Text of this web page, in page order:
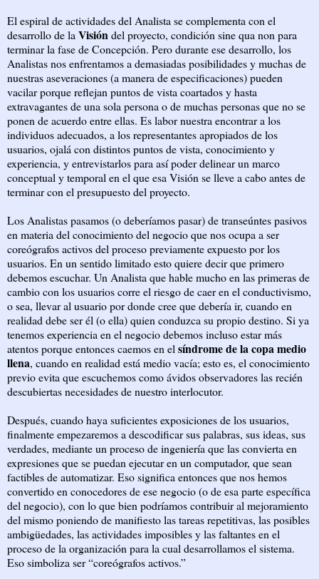
El espiral de actividades del Analista se complementa con el
desarrollo de la Visióndel proyecto, condición sine qua non para
terminar la fase de Concepción. Pero durante ese desarrollo, los
Analistas nos enfrentamos a demasiadas posibilidades y muchas de
nuestras aseveraciones (a manera de especificaciones) pueden
vacilar porque reflejan puntos de vista coartados y hasta
extravagantes de una sola persona o de muchas personas que no se
ponen de acuerdo entre ellas. Es labor nuestra encontrar a los
individuos adecuados, a los representantes apropiados de los
usuarios, ojalá con distintos puntos de vista, conocimiento y
experiencia, y entrevistarlos para así poder delinear un marco
conceptual y temporal en el que esa Visión se lleve a cabo antes de
terminar con el presupuesto del proyecto.
Los Analistas pasamos (o deberíamos pasar) de transeúntes pasivos
en materia del conocimiento del negocio que nos ocupa a ser
coreógrafos activos del proceso previamente expuesto por los
usuarios. En un sentido limitado esto quiere decir que primero
debemos escuchar. Un Analista que hable mucho en las primeras de
cambio con los usuarios corre el riesgo de caer en el conductivismo,
o sea, llevar al usuario por donde cree que debería ir, cuando en
realidad debe ser él (o ella) quien conduzca su propio destino. Si ya
tenemos experiencia en el negocio debemos incluso estar más
atentos porque entonces caemos en el síndrome de la copa medio
llena, cuando en realidad está medio vacía; esto es, el conocimiento
previo evita que escuchemos como ávidos observadores las recién
descubiertas necesidades de nuestro interlocutor.
Después, cuando haya suficientes exposiciones de los usuarios,
finalmente empezaremos a descodificar sus palabras, sus ideas, sus
verdades, mediante un proceso de ingeniería que las convierta en
expresiones que se puedan ejecutar en un computador, que sean
factibles de automatizar. Eso significa entonces que nos hemos
convertido en conocedores de ese negocio (o de esa parte específica
del negocio), con lo que bien podríamos contribuir al mejoramiento
del mismo poniendo de manifiesto las tareas repetitivas, las posibles
ambigüedades, las actividades imposibles y las faltantes en el
proceso de la organización para la cual desarrollamos el sistema.
Eso simboliza ser “coreógrafos activos.”